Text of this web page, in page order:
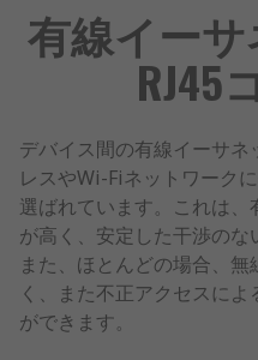
有線イー
RJ45
デバイス間の有線イーサ
レスやWi-Fiネットワーク
選ばれています。これは
が高く、安定した干渉のな
また、ほとんどの場合、
く、また不正アクセスに
ができます。